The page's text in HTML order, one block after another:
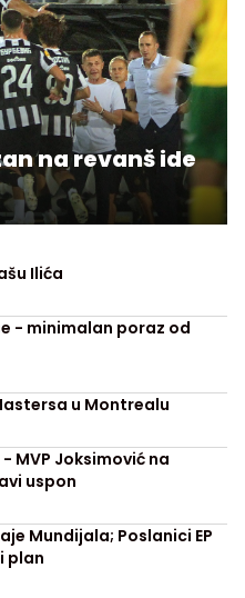
na revanš ide
Ilića
- minimalan poraz od
u Montrealu
MVP Joksimović na
uspon
Mundijala; Poslanici EP
plan